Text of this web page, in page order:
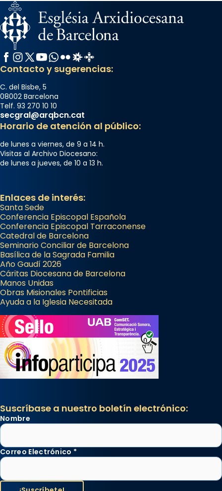
Facebook
Instagram
X / Twitter
YouTube
WhatsApp
FlickrRadio Estel
Catalunya Cristiana
Contacto y sugerencias:
C. del Bisbe, 5
08002 Barcelona
Telf. 93 270 10 10
secgral@arqbcn.cat
Horario de atención al público:
de lunes a viernes, de 9 a 14 h.
Visitas al Archivo Diocesano:
de lunes a jueves, de 10 a 13 h.
Enlaces de interés:
Santa Sede
Conferencia Episcopal Española
Conferencia Episcopal Tarraconense
Catedral de Barcelona
Seminario Conciliar de Barcelona
Basílica de la Sagrada Familia
Año Gaudí 2026
Cáritas Diocesana de Barcelona
Manos Unidas
Obras Misionales Pontificias
Ayuda a la Iglesia Necesitada
Suscríbase a nuestro boletín electrónico:
Nombre
Correo Electrónico *